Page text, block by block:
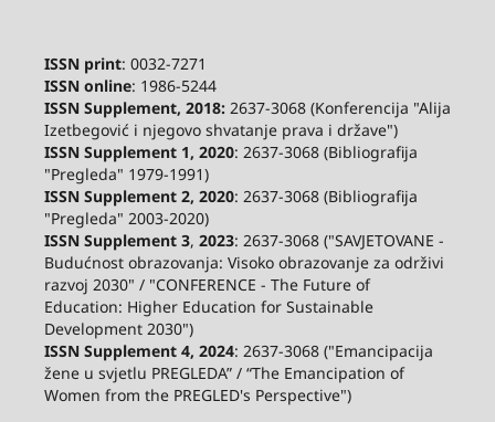
ISSN print: 0032-7271
ISSN online: 1986-5244
ISSN Supplement, 2018:2637-3068 (Konferencija "Alija
Izetbegović i njegovo shvatanje prava i države")
ISSN Supplement 1, 2020: 2637-3068 (Bibliografija
"Pregleda" 1979-1991)
ISSN Supplement 2, 2020: 2637-3068 (Bibliografija
"Pregleda" 2003-2020)
ISSN Supplement 3, 2023: 2637-3068 ("SAVJETOVANE -
Budućnost obrazovanja: Visoko obrazovanje za održivi
razvoj 2030" / "CONFERENCE - The Future of
Education: Higher Education for Sustainable
Development 2030")
ISSN Supplement 4, 2024: 2637-3068 ("Emancipacija
žene u svjetlu PREGLEDA” / “The Emancipation of
Women from the PREGLED's Perspective")